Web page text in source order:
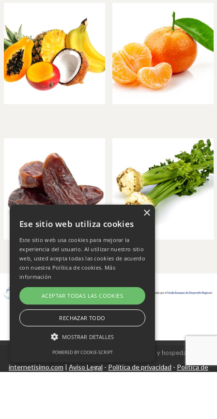
Copyright © 2026 Frutas Champi s.l. - Diseño y hospedaje
internetísimo.com | Aviso Legal - Política de privacidad - Política de
×
Ese sitio web utiliza cookies
Este sitio web usa cookies para mejorar la
experiencia del usuario. Al utilizar nuestro sitio
web, usted acepta todas las cookies de acuerdo
con nuestra Política de cookies. Más
información
ACEPTAR TODAS LAS COOKIES
RECHAZAR TODO
MOSTRAR DETALLES
POWERED BY COOKIE-SCRIPT